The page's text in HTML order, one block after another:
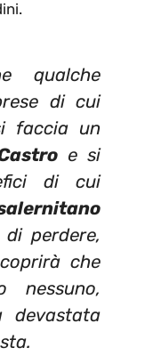
qualche
di cui
faccia un
e si
di cui
perdere,
che
devastata